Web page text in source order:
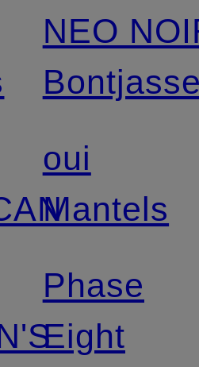
NEO
oui
Mantels
Phase
Eight